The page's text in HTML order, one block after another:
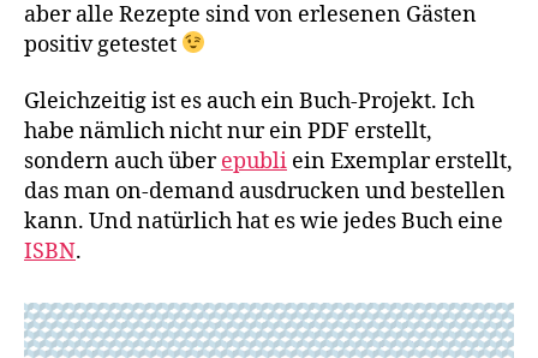
aber alle Rezepte sind von erlesenen Gästen
positiv getestet
Gleichzeitig ist es auch ein Buch-Projekt. Ich
habe nämlich nicht nur ein PDF erstellt,
sondern auch überepubli ein Exemplar erstellt,
das man on-demand ausdrucken und bestellen
kann. Und natürlich hat es wie jedes Buch eine
ISBN.